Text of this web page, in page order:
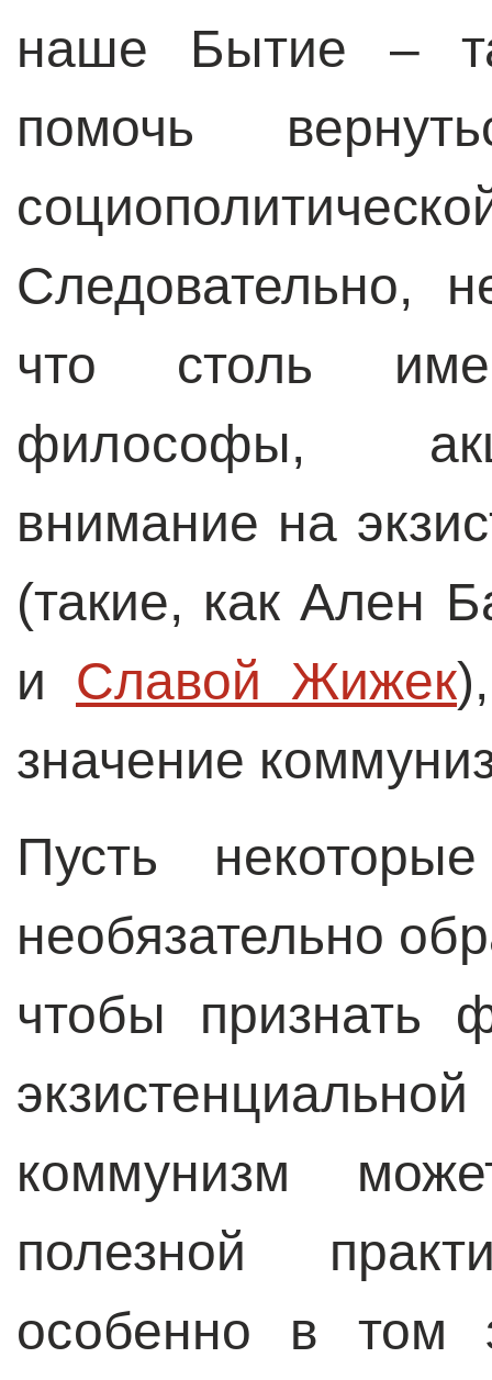
наше Бытие –
помочь
Следовательно,
что столь
философы,
внимание на
(такие, как Ален
и Славой Жижек
значение
Пусть
необязательно
чтобы признать
коммунизм
полезной
особенно в том